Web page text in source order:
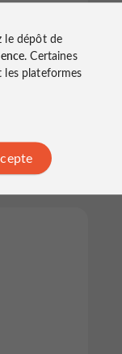
le dépôt de
. Certaines
les plateformes